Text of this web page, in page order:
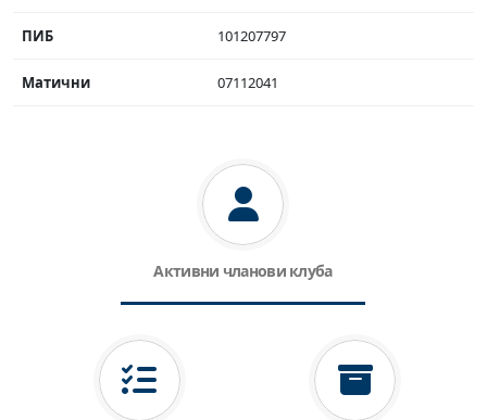
ПИБ 101207797
Матични 07112041
Активни чланови клуба